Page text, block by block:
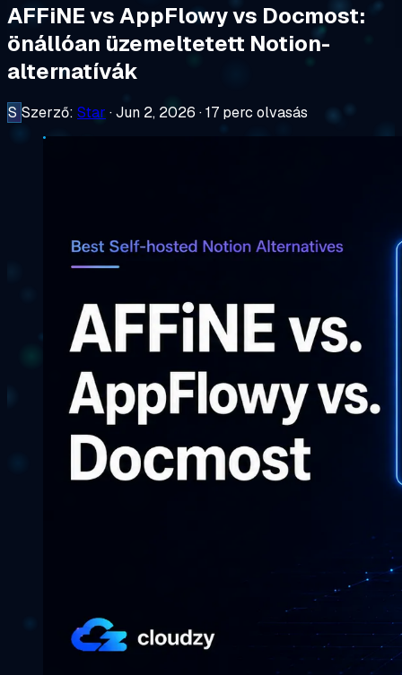
AFFiNE vs AppFlowy vs Docmost:
önállóan üzemeltetett Notion-
alternatívák
S Szerző: Star ·Jun 2, 2026 ·17 perc olvasás